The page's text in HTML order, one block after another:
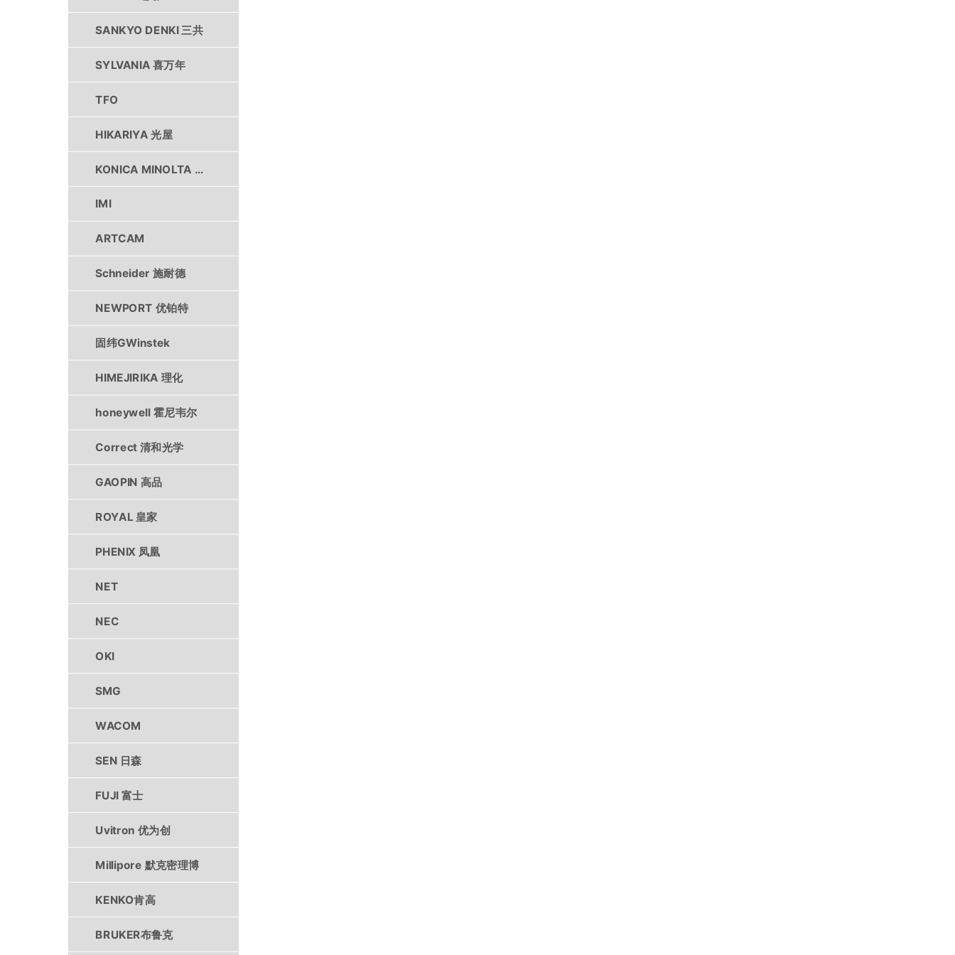
SANKYO DENKI 三共
SYLVANIA 喜万年
TFO
HIKARIYA 光屋
KONICA MINOLTA 柯尼卡美能达
IMI
ARTCAM
Schneider 施耐德
NEWPORT 优铂特
固纬GWinstek
HIMEJIRIKA 理化
honeywell 霍尼韦尔
Correct 清和光学
GAOPIN 高品
ROYAL 皇家
PHENIX 凤凰
NET
NEC
OKI
SMG
WACOM
SEN 日森
FUJI 富士
Uvitron 优为创
Millipore 默克密理博
KENKO肯高
BRUKER布鲁克